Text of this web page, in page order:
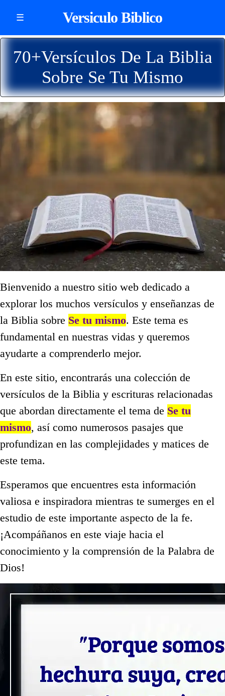
☰ Versiculo Biblico
70+Versículos De La Biblia
Sobre Se Tu Mismo
Bienvenido a nuestro sitio web dedicado a
explorar los muchos versículos y enseñanzas de
la Biblia sobre Se tu mismo. Este tema es
fundamental en nuestras vidas y queremos
ayudarte a comprenderlo mejor.
En este sitio, encontrarás una colección de
versículos de la Biblia y escrituras relacionadas
que abordan directamente el tema de Se tu
mismo, así como numerosos pasajes que
profundizan en las complejidades y matices de
este tema.
Esperamos que encuentres esta información
valiosa e inspiradora mientras te sumerges en el
estudio de este importante aspecto de la fe.
¡Acompáñanos en este viaje hacia el
conocimiento y la comprensión de la Palabra de
Dios!